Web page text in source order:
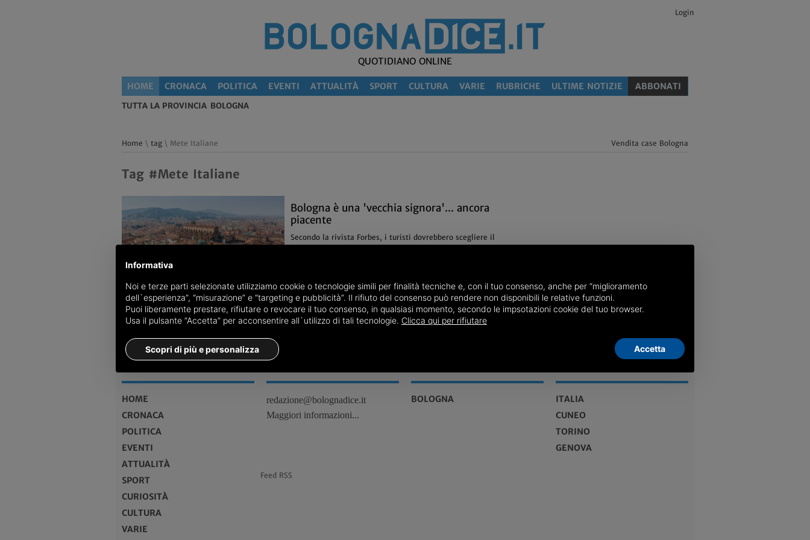
Login
QUOTIDIANO ONLINE
HOME CRONACA POLITICA EVENTI ATTUALITÀ SPORT CULTURA VARIE RUBRICHE ULTIME NOTIZIE ABBONATI
TUTTA LA PROVINCIA BOLOGNA
Home \ tag \ Mete Italiane Vendita case Bologna
Tag #Mete Italiane
Bologna è una 'vecchia signora'... ancora
piacente
Secondo la rivista Forbes, i turisti dovrebbero scegliere il
20/07 Bologna, Curiosità
HOME
CRONACA
POLITICA
EVENTI
ATTUALITÀ
SPORT
CURIOSITÀ
CULTURA
VARIE
redazione@bolognadice.it
Maggiori informazioni...
BOLOGNA
ITALIA
CUNEO
TORINO
GENOVA
Feed RSS
Informativa
Noi e terze parti selezionate utilizziamo cookie o tecnologie simili per finalità tecniche e, con il tuo consenso, anche per “miglioramento
dell`esperienza”, “misurazione” e “targeting e pubblicità”. Il rifiuto del consenso può rendere non disponibili le relative funzioni.
Puoi liberamente prestare, rifiutare o revocare il tuo consenso, in qualsiasi momento, secondo le impsotazioni cookie del tuo browser.
Usa il pulsante “Accetta” per acconsentire all`utilizzo di tali tecnologie. Clicca qui per rifiutare
Scopri di più e personalizza Accetta